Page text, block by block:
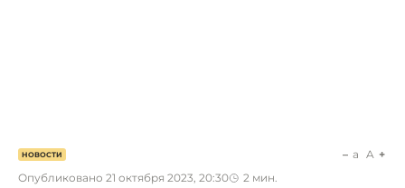
НОВОСТИ
Опубликовано 21 октября 2023, 20:30 2 мин.
a A